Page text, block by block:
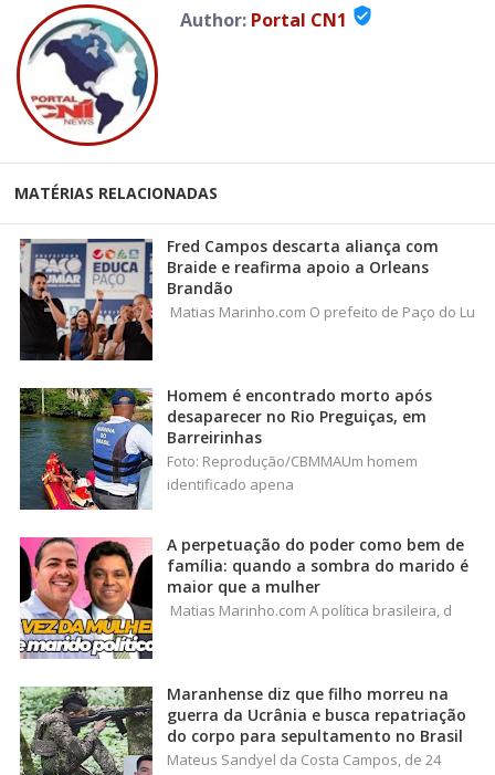
Author: Portal CN1 verified_user
MATÉRIAS RELACIONADAS
Fred Campos descarta aliança com
Braide e reafirma apoio a Orleans
Brandão
Matias Marinho.com O prefeito de Paço do Lu
Homem é encontrado morto após
desaparecer no Rio Preguiças, em
Barreirinhas
Foto: Reprodução/CBMMAUm homem
identificado apena
A perpetuação do poder como bem de
família: quando a sombra do marido é
maior que a mulher
Matias Marinho.com A política brasileira, d
Maranhense diz que filho morreu na
guerra da Ucrânia e busca repatriação
do corpo para sepultamento no Brasil
Mateus Sandyel da Costa Campos, de 24